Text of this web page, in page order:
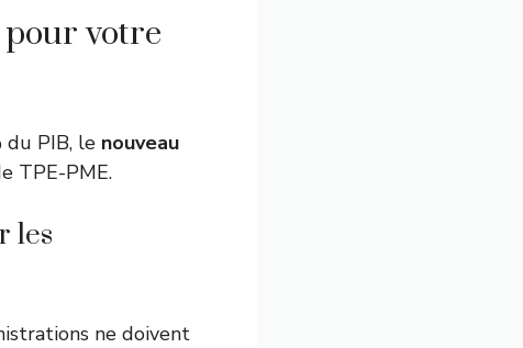
votre
du PIB, le nouveau
TPE-PME.
les
ne doivent